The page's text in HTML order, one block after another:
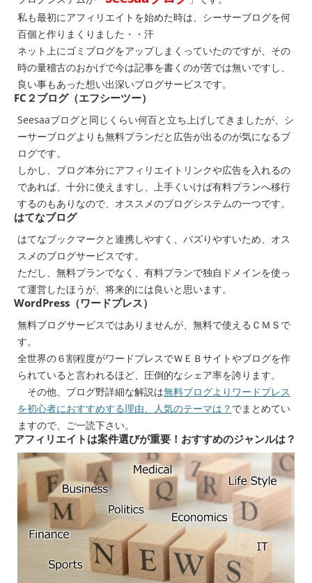
私も最初にアフィリエイトを始めた時は、シーサーブログを何
百個と作りまくりました・・汗
ネット上にゴミブログをアップしまくっていたのですが、その
時の量稽古のおかげで今は記事を書くのが苦では無いですし、
良い事もあった想い出深いブログサービスです。
FC２ブログ（エフシーツー）
Seesaaブログと同じくらい何百と立ち上げしてきましたが、シ
ーサーブログよりも無料プランだと広告が出るのが気になるブ
ログです。
しかし、ブログ本分にアフィリエイトリンクや広告を入れるの
であれば、十分に使えますし、上手くいけば有料プランへ移行
するのもありなので、オススメのブログシステムの一つです。
はてなブログ
はてなブックマークと連携しやすく、バズりやすいため、オス
スメのブログサービスです。
ただし、無料プランでなく、有料プランで独自ドメインを使っ
て運営したほうが、将来的には良いと思います。
WordPress（ワードプレス）
無料ブログサービスではありませんが、無料で使えるＣＭＳで
す。
全世界の６割程度がワードプレスでＷＥＢサイトやブログを作
られていると言われるほど、圧倒的なシェア率を誇ります。
その他、ブログ野詳細な解説は無料ブログよりワードプレス
を初心者におすすめする理由、人気のテーマは？ でまとめてい
ますので、ご一読下さい。
アフィリエイトは案件選びが重要！おすすめのジャンルは？